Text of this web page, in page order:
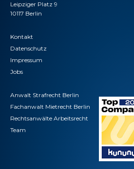
Leipziger Platz 9
10117 Berlin
Kontakt
Datenschutz
Impressum
Jobs
Anwalt Strafrecht Berlin
Fachanwalt Mietrecht Berlin
Rechtsanwälte Arbeitsrecht
Team